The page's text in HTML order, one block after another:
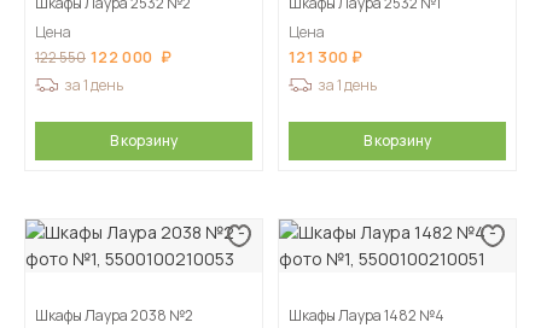
Цена
122 550 122 000
за 1 день
В корзину
Цена
121 300
за 1 день
В корзину
Шкафы Лаура 2038 №2
Шкафы Лаура 1482 №4